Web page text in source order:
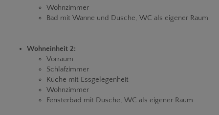
Wohnzimmer
Bad mit Wanne und Dusche, WC als eigener Raum
Wohneinheit 2:
Vorraum
Schlafzimmer
Küche mit Essgelegenheit
Wohnzimmer
Fensterbad mit Dusche, WC als eigener Raum